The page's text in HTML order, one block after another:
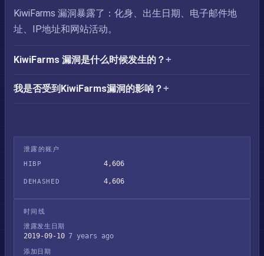
KiwiFarms 漏洞暴露了：化身、出生日期、电子邮件地
址、IP地址和网站活动。
KiwiFarms 漏洞是什么时候发生的？
我是否受到KiwiFarms漏洞的影响？
泄露的账户
HIBP
4,606
DEHASHED 4,606
时间线
泄露发生日期
2019-09-10 7 years ago
添加日期